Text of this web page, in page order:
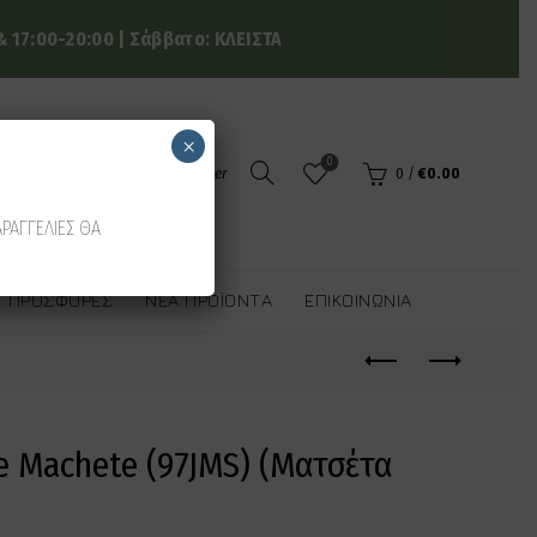
20:00 | Σάββατο: ΚΛΕΙΣΤΑ
Login / Register
0
0 / €0.00
ΠΡΟΣΦΟΡΈΣ ΝΈΑ ΠΡΟΪΌΝΤΑ ΕΠΙΚΟΙΝΩΝΊΑ
Machete (97JMS) (Ματσέτα
ΘΑ
×